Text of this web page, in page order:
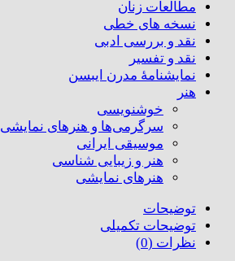
مطالعات زنان
نسخه های خطی
نقد و بررسی ادبی
نقد و تفسیر
نمایشنامۀ مدرن ایبسن
هنر
خوشنویسی
سرگرمی‌ها و هنرهای نمایشی
موسیقی ایرانی
هنر و زیبایی شناسی
هنر‌های نمایشی
توضیحات
توضیحات تکمیلی
نظرات (0)